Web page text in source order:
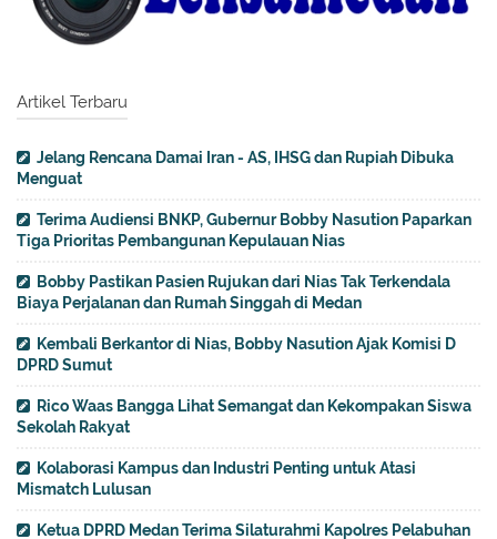
Artikel Terbaru
Jelang Rencana Damai Iran - AS, IHSG dan Rupiah Dibuka
Menguat
Terima Audiensi BNKP, Gubernur Bobby Nasution Paparkan
Tiga Prioritas Pembangunan Kepulauan Nias
Bobby Pastikan Pasien Rujukan dari Nias Tak Terkendala
Biaya Perjalanan dan Rumah Singgah di Medan
Kembali Berkantor di Nias, Bobby Nasution Ajak Komisi D
DPRD Sumut
Rico Waas Bangga Lihat Semangat dan Kekompakan Siswa
Sekolah Rakyat
Kolaborasi Kampus dan Industri Penting untuk Atasi
Mismatch Lulusan
Ketua DPRD Medan Terima Silaturahmi Kapolres Pelabuhan